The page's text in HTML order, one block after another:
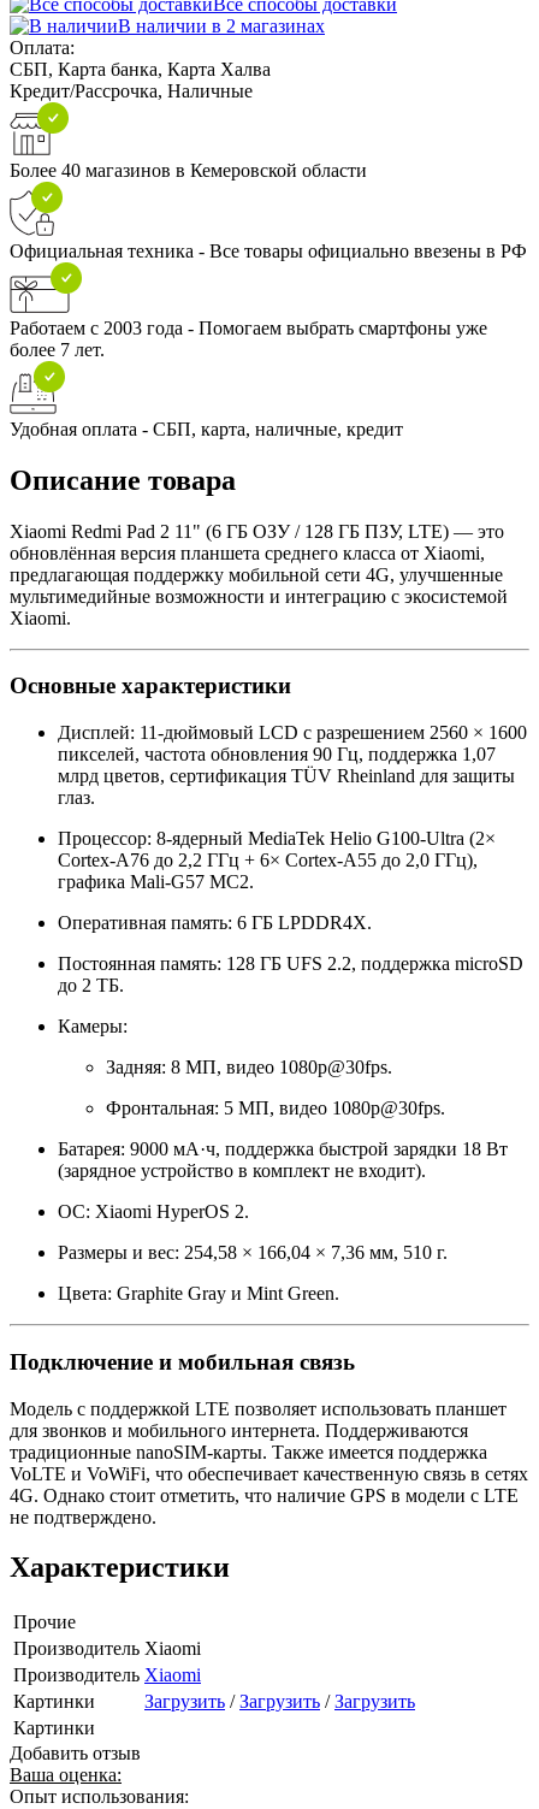
В наличии в 2 магазинах
Оплата:
СБП, Карта банка, Карта Халва
Кредит/Рассрочка, Наличные
Более 40 магазинов в Кемеровской области
Официальная техника - Все товары официально ввезены в РФ
Работаем с 2003 года - Помогаем выбрать смартфоны уже
более 7 лет.
Удобная оплата - СБП, карта, наличные, кредит
Описание товара
Xiaomi Redmi Pad 2 11" (6 ГБ ОЗУ / 128 ГБ ПЗУ, LTE) — это
обновлённая версия планшета среднего класса от Xiaomi,
предлагающая поддержку мобильной сети 4G, улучшенные
мультимедийные возможности и интеграцию с экосистемой
Xiaomi.
Основные характеристики
Дисплей: 11-дюймовый LCD с разрешением 2560 × 1600
пикселей, частота обновления 90 Гц, поддержка 1,07
млрд цветов, сертификация TÜV Rheinland для защиты
глаз.
Процессор: 8-ядерный MediaTek Helio G100-Ultra (2×
Cortex-A76 до 2,2 ГГц + 6× Cortex-A55 до 2,0 ГГц),
графика Mali-G57 MC2.
Оперативная память: 6 ГБ LPDDR4X.
Постоянная память: 128 ГБ UFS 2.2, поддержка microSD
до 2 ТБ.
Камеры:
Задняя: 8 МП, видео 1080p@30fps.
Фронтальная: 5 МП, видео 1080p@30fps.
Батарея: 9000 мА·ч, поддержка быстрой зарядки 18 Вт
(зарядное устройство в комплект не входит).
ОС: Xiaomi HyperOS 2.
Размеры и вес: 254,58 × 166,04 × 7,36 мм, 510 г.
Цвета: Graphite Gray и Mint Green.
Подключение и мобильная связь
Модель с поддержкой LTE позволяет использовать планшет
для звонков и мобильного интернета. Поддерживаются
традиционные nanoSIM-карты. Также имеется поддержка
VoLTE и VoWiFi, что обеспечивает качественную связь в сетях
4G. Однако стоит отметить, что наличие GPS в модели с LTE
не подтверждено.
Характеристики
Прочие
Производитель Xiaomi
Производитель Xiaomi
Картинки
Загрузить /Загрузить /Загрузить
Картинки
Добавить отзыв
Ваша оценка:
Опыт использования: